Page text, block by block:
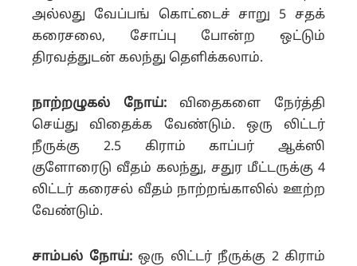
அல்லது வேப்பங் கொட்டைச் சாறு 5 சதக்
கரைசலை, சோப்பு போன்ற ஒட்டும்
திரவத்துடன் கலந்து தெளிக்கலாம்.
நாற்றழுகல் நோய்: விதைகளை நேர்த்தி
செய்து விதைக்க வேண்டும். ஒரு லிட்டர்
நீருக்கு 2.5 கிராம் காப்பர் ஆக்ஸி
குளோரைடு வீதம் கலந்து, சதுர மீட்டருக்கு 4
லிட்டர் கரைசல் வீதம் நாற்றங்காலில் ஊற்ற
வேண்டும்.
சாம்பல் நோய்: ஒரு லிட்டர் நீருக்கு 2 கிராம்